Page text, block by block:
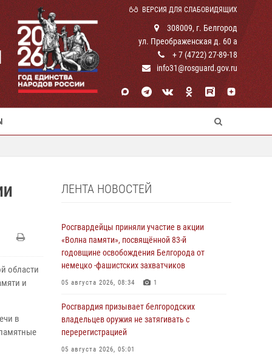
ВЕРСИЯ ДЛЯ СЛАБОВИДЯЩИХ
308009, г. Белгород
ул. Преображенская д. 60 а
+ 7 (4722) 27-89-18
info31@rosguard.gov.ru
области
и
в
ЛЕНТА НОВОСТЕЙ
Росгвардейцы приняли участие в акции
«Волна памяти», посвящённой 83‑й
годовщине освобождения Белгорода от
немецко ‑фашистских захватчиков
05 августа 2026, 08:34 1
Росгвардия призывает белгородских
владельцев оружия не затягивать с
перерегистрацией
05 августа 2026, 05:01